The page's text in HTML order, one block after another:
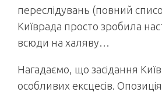
переслідувань (повний
Київрада просто зробила
всюди на халяву…
Нагадаємо, що засідання
особливих ексцесів.